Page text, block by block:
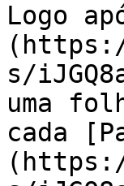
Logo
s/
uma
cada